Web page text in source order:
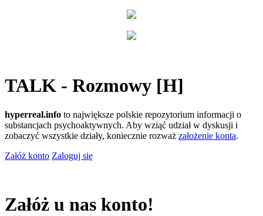
TALK - Rozmowy [H]
hyperreal.info to największe polskie repozytorium informacji o
substancjach psychoaktywnych. Aby wziąć udział w dyskusji i
zobaczyć wszystkie działy, koniecznie rozważ założenie konta.
Załóż konto Zaloguj się
Załóż u nas konto!